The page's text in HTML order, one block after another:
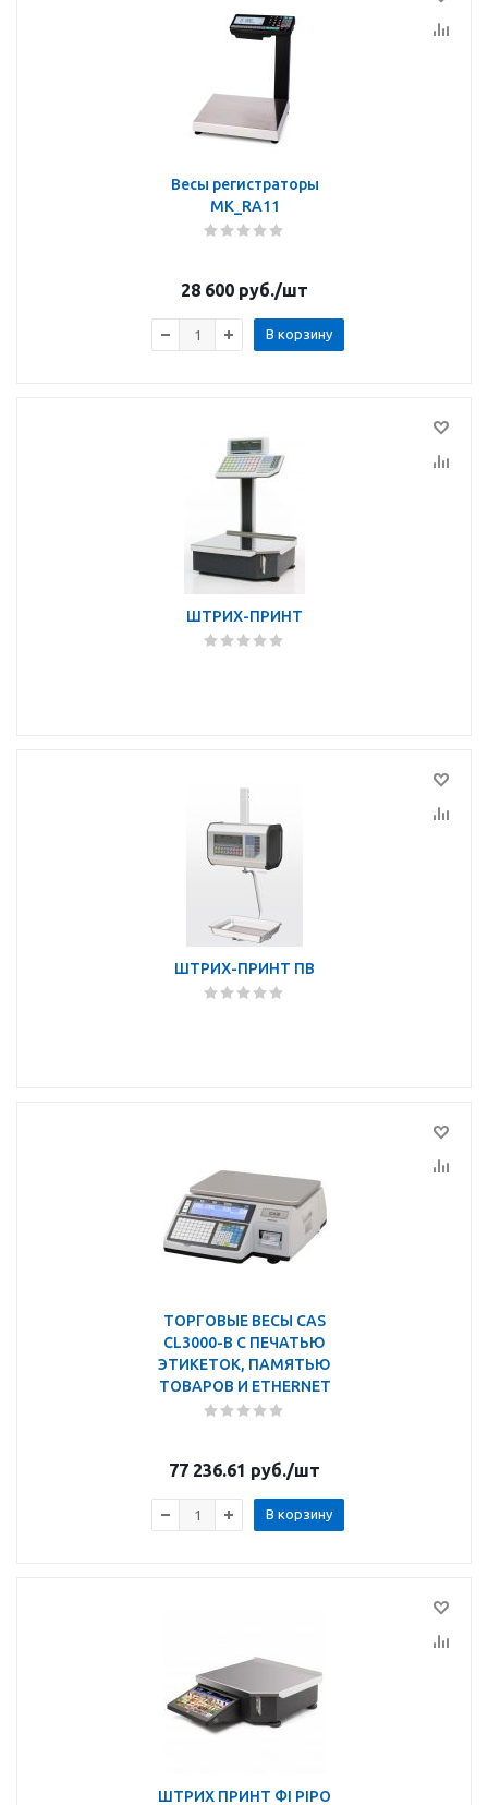
Весы регистраторы
MK_RА11
28 600 руб./шт
В корзину
ШТРИХ-ПРИНТ
ШТРИХ-ПРИНТ ПВ
ТОРГОВЫЕ ВЕСЫ CAS
CL3000-B С ПЕЧАТЬЮ
ЭТИКЕТОК, ПАМЯТЬЮ
ТОВАРОВ И ETHERNET
77 236.61 руб./шт
В корзину
ШТРИХ ПРИНТ ФI PIPO